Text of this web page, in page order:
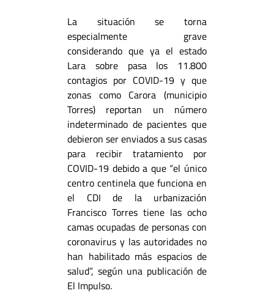
La situación se torna
especialmente grave
considerando que ya el estado
Lara sobre pasa los 11.800
contagios por COVID-19 y que
zonas como Carora (municipio
Torres) reportan un número
indeterminado de pacientes que
debieron ser enviados a sus casas
para recibir tratamiento por
COVID-19 debido a que “el único
centro centinela que funciona en
el CDI de la urbanización
Francisco Torres tiene las ocho
camas ocupadas de personas con
coronavirus y las autoridades no
han habilitado más espacios de
salud”, según una publicación de
El Impulso.